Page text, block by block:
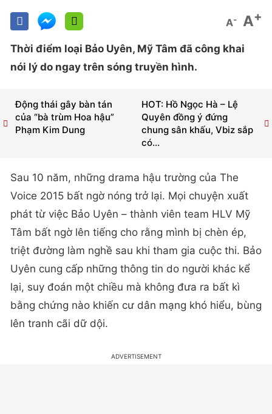
A- A+
Thời điểm loại Bảo Uyên, Mỹ Tâm đã công khai
nói lý do ngay trên sóng truyền hình.
HOT: Hồ Ngọc Hà – Lệ
Quyên đồng ý đứng
chung sân khấu, Vbiz sắp
có...
Động thái gây bàn tán
của “bà trùm Hoa hậu”
Phạm Kim Dung
Sau 10 năm, những drama hậu trường của The
Voice 2015 bất ngờ nóng trở lại. Mọi chuyện xuất
phát từ việc Bảo Uyên – thành viên team HLV Mỹ
Tâm bất ngờ lên tiếng cho rằng mình bị chèn ép,
triệt đường làm nghề sau khi tham gia cuộc thi. Bảo
Uyên cung cấp những thông tin do người khác kể
lại, suy đoán một chiều mà không đưa ra bất kì
bằng chứng nào khiến cư dân mạng khó hiểu, bùng
lên tranh cãi dữ dội.